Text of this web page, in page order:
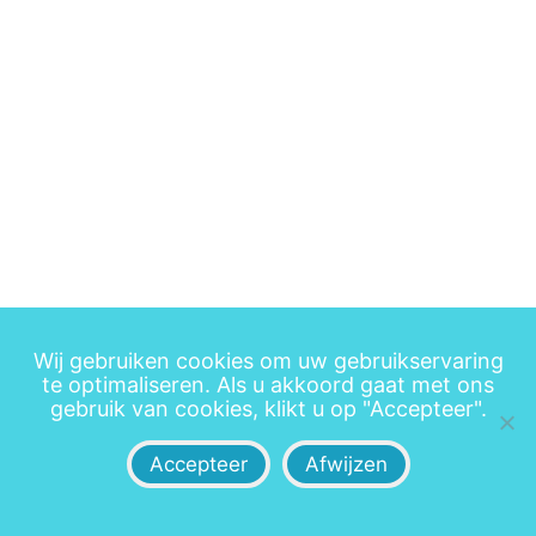
Wij gebruiken cookies om uw gebruikservaring
te optimaliseren. Als u akkoord gaat met ons
gebruik van cookies, klikt u op "Accepteer".
Accepteer Afwijzen